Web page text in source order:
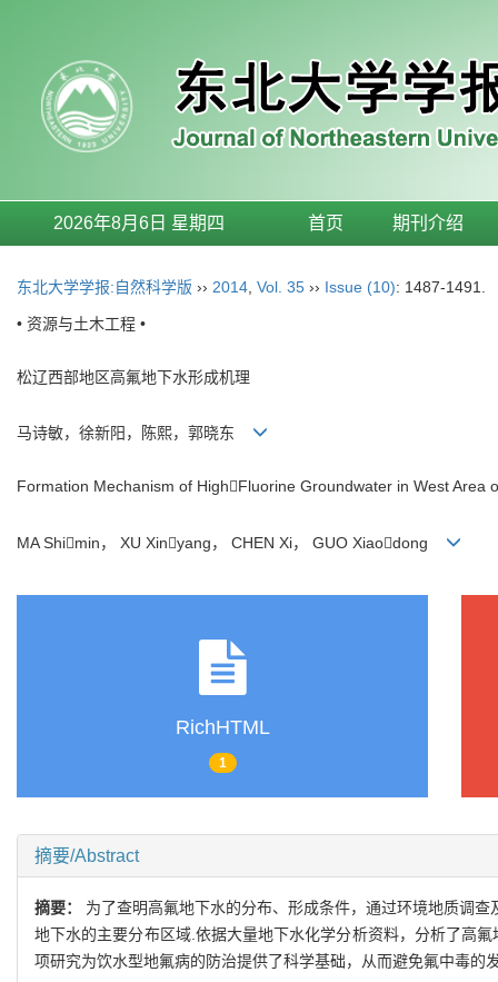
2026年8月6日 星期四 首页 期刊介绍
东北大学学报:自然科学版 ›› 2014 Vol. 35 ›› Issue (10): 1487-1491.
• 资源与土木工程 •
松辽西部地区高氟地下水形成机理
马诗敏，徐新阳，陈熙，郭晓东
Formation Mechanism of HighFluorine Groundwater in West Area
MA Shimin， XU Xinyang， CHEN Xi， GUO Xiaodong
RichHTML
1
摘要/Abstract
摘要： 为了查明高氟地下水的分布、形成条件，通过环境地质调
地下水的主要分布区域.依据大量地下水化学分析资料，分析了高
项研究为饮水型地氟病的防治提供了科学基础，从而避免氟中毒的